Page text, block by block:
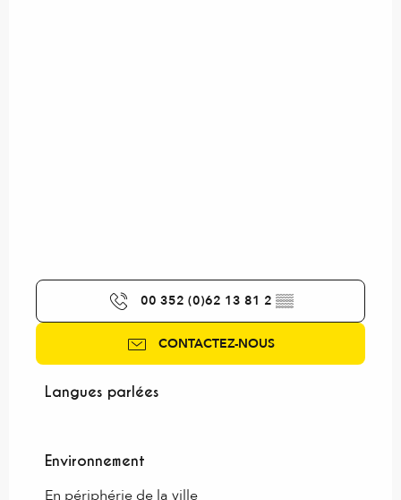
00 352 (0)62 13 81 2 ▒▒
CONTACTEZ-NOUS
Langues parlées
Langues parlées
Environnement
Environnement
En périphérie de la ville